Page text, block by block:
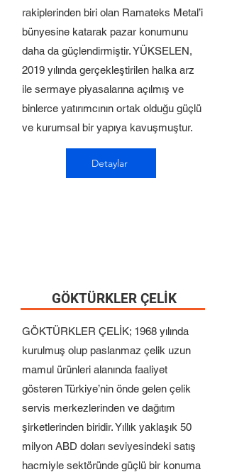
rakiplerinden biri olan Ramateks Metal’i
bünyesine katarak pazar konumunu
daha da güçlendirmiştir. YÜKSELEN,
2019 yılında gerçekleştirilen halka arz
ile sermaye piyasalarına açılmış ve
binlerce yatırımcının ortak olduğu güçlü
ve kurumsal bir yapıya kavuşmuştur.
Detaylar
GÖKTÜRKLER ÇELİK
GÖKTÜRKLER ÇELİK; 1968 yılında
kurulmuş olup paslanmaz çelik uzun
mamul ürünleri alanında faaliyet
gösteren Türkiye’nin önde gelen çelik
servis merkezlerinden ve dağıtım
şirketlerinden biridir. Yıllık yaklaşık 50
milyon ABD doları seviyesindeki satış
hacmiyle sektöründe güçlü bir konuma